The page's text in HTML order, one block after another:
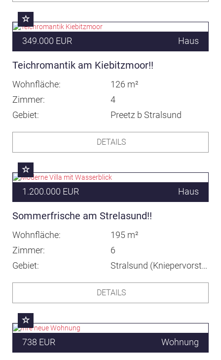
349.000 EUR Haus
Teichromantik am Kiebitzmoor!!
Wohnfläche
126 m²
Zimmer
4
Gebiet
Preetz b Stralsund
DETAILS
1.200.000 EUR Haus
Sommerfrische am Strelasund!!
Wohnfläche
195 m²
Zimmer
6
Gebiet
Stralsund (Kniepervorstadt)
DETAILS
738 EUR Wohnung